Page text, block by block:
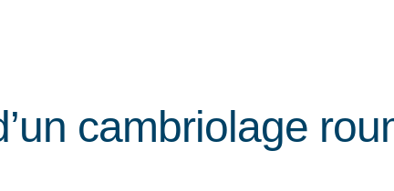
cambriolage